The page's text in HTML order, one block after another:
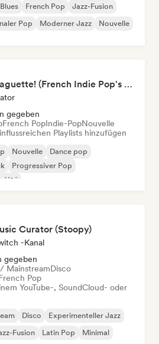
Blues French Pop
Jazz-Fusion
Pop Moderner Jazz Nouvelle
Oui Oui Baguette! (French Indie Pop's Finest)
gegeben
French PopIndie-PopNouvelle
Playlists hinzufügen
Nouvelle
Dance pop
Progressiver Pop
Curator (Stoopy)
-Kanal
gegeben
MainstreamDisco
Pop
YouTube-, SoundCloud- oder
Disco
Experimenteller Jazz
Fusion Latin Pop Minimal